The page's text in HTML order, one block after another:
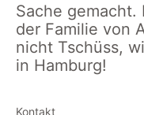
Sache gemacht.
der Familie von
nicht Tschüss,
in Hamburg!
Kontakt